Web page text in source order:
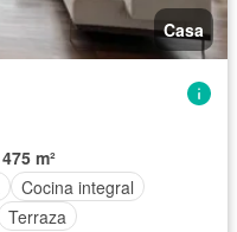
Casa
475 m²
Cocina integral
Terraza